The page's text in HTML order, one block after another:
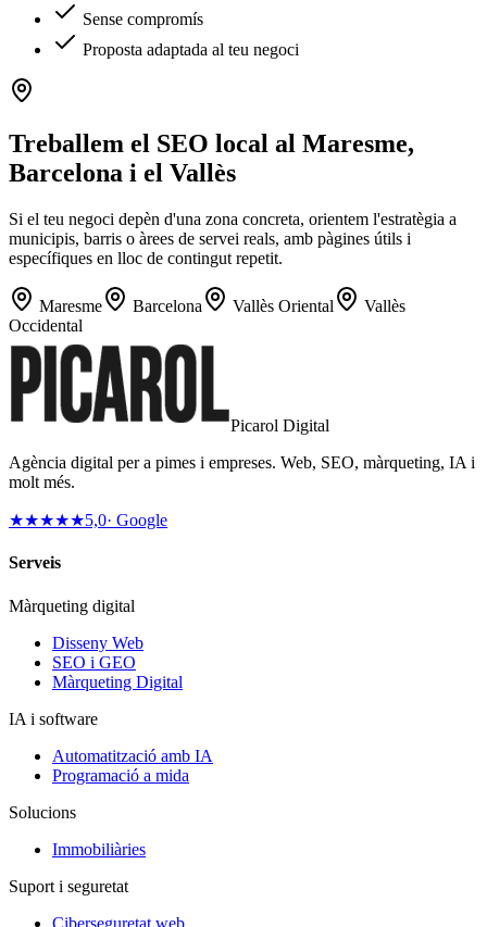
Sense compromís
Proposta adaptada al teu negoci
Treballem el SEO local al Maresme,
Barcelona i el Vallès
Si el teu negoci depèn d'una zona concreta, orientem l'estratègia a
municipis, barris o àrees de servei reals, amb pàgines útils i
específiques en lloc de contingut repetit.
Maresme Barcelona Vallès Oriental
Vallès
Occidental
Picarol Digital
Agència digital per a pimes i empreses. Web, SEO, màrqueting, IA i
molt més.
★★★★★5,0· Google
Serveis
Màrqueting digital
Disseny Web
SEO i GEO
Màrqueting Digital
IA i software
Automatització amb IA
Programació a mida
Solucions
Immobiliàries
Suport i seguretat
Ciberseguretat web